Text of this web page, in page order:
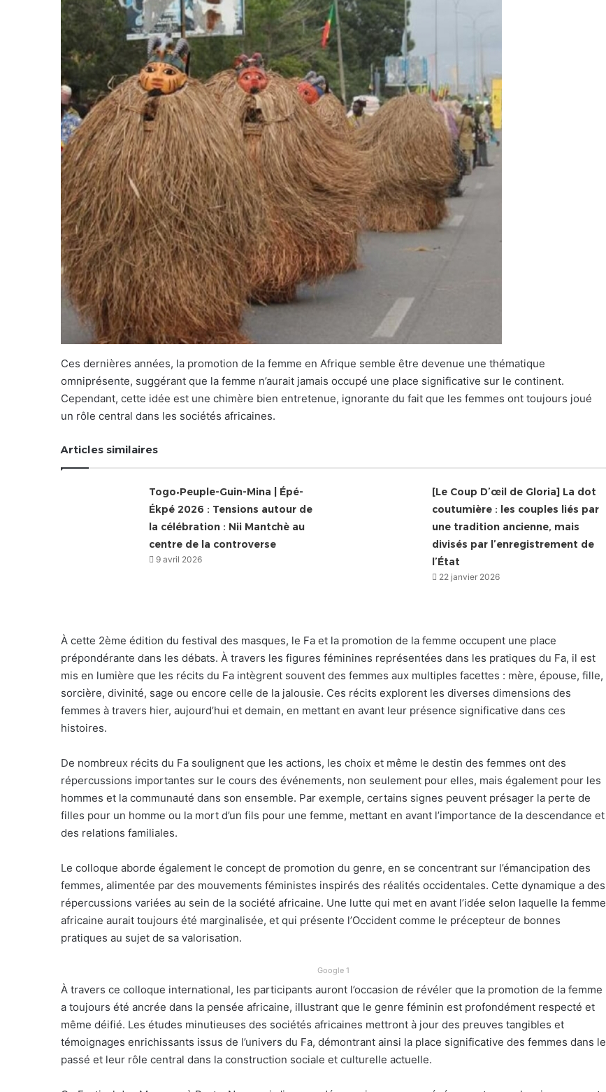
Ces dernières années, la promotion de la femme en Afrique semble être devenue une thématique
omniprésente, suggérant que la femme n’aurait jamais occupé une place significative sur le continent.
Cependant, cette idée est une chimère bien entretenue, ignorante du fait que les femmes ont toujours joué
un rôle central dans les sociétés africaines.
Articles similaires
Togo•Peuple-Guin-Mina | Épé-
Ékpé 2026 : Tensions autour de
la célébration : Nii Mantchè au
centre de la controverse
9 avril 2026
[Le Coup D’œil de Gloria] La dot
coutumière : les couples liés par
une tradition ancienne, mais
divisés par l’enregistrement de
l’État
22 janvier 2026
À cette 2ème édition du festival des masques, le Fa et la promotion de la femme occupent une place
prépondérante dans les débats. À travers les figures féminines représentées dans les pratiques du Fa, il est
mis en lumière que les récits du Fa intègrent souvent des femmes aux multiples facettes : mère, épouse, fille,
sorcière, divinité, sage ou encore celle de la jalousie. Ces récits explorent les diverses dimensions des
femmes à travers hier, aujourd’hui et demain, en mettant en avant leur présence significative dans ces
histoires.
De nombreux récits du Fa soulignent que les actions, les choix et même le destin des femmes ont des
répercussions importantes sur le cours des événements, non seulement pour elles, mais également pour les
hommes et la communauté dans son ensemble. Par exemple, certains signes peuvent présager la perte de
filles pour un homme ou la mort d’un fils pour une femme, mettant en avant l’importance de la descendance et
des relations familiales.
Le colloque aborde également le concept de promotion du genre, en se concentrant sur l’émancipation des
femmes, alimentée par des mouvements féministes inspirés des réalités occidentales. Cette dynamique a des
répercussions variées au sein de la société africaine. Une lutte qui met en avant l’idée selon laquelle la femme
africaine aurait toujours été marginalisée, et qui présente l’Occident comme le précepteur de bonnes
pratiques au sujet de sa valorisation.
Google 1
À travers ce colloque international, les participants auront l’occasion de révéler que la promotion de la femme
a toujours été ancrée dans la pensée africaine, illustrant que le genre féminin est profondément respecté et
même déifié. Les études minutieuses des sociétés africaines mettront à jour des preuves tangibles et
témoignages enrichissants issus de l’univers du Fa, démontrant ainsi la place significative des femmes dans le
passé et leur rôle central dans la construction sociale et culturelle actuelle.